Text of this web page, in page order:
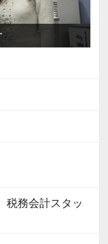
を一番に考え、
供しています。
ちでなくても安
ロー体制はバッ
けながら段階を
】
せてステップア
ッフが多く活躍
気で、全員がや
舞台はいくらで
何か成し遂げた
門を叩いてくだ
す】
ナルとしてお客
る案件も増え、
が得意、外国語
たは、相続税合
かせる環境で
取ることが苦で
じて業務をお任
税務会計スタッ